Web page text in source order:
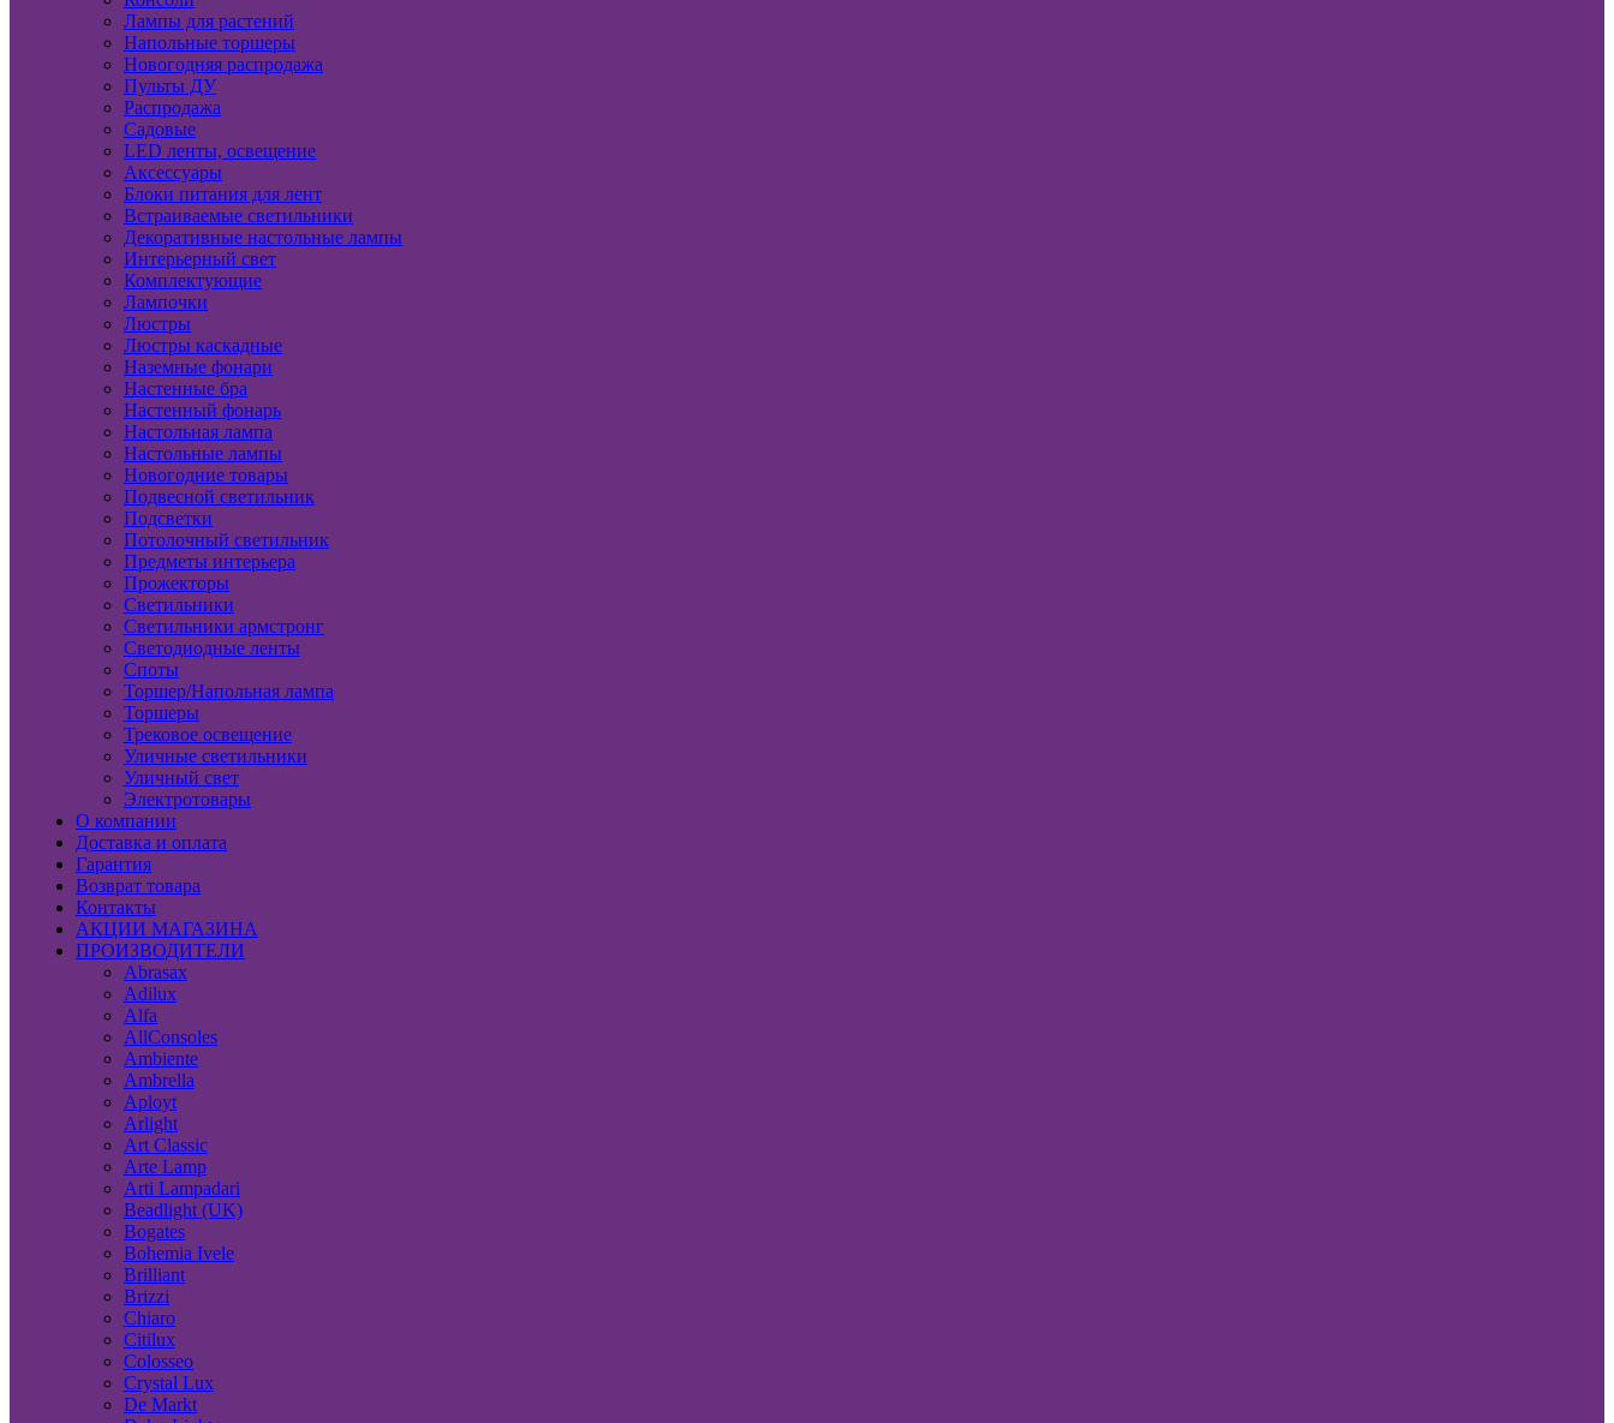
Лампы для растений
Напольные торшеры
Новогодняя распродажа
Пульты ДУ
Распродажа
Садовые
LED ленты, освещение
Аксессуары
Блоки питания для лент
Встраиваемые светильники
Декоративные настольные лампы
Интерьерный свет
Комплектующие
Лампочки
Люстры
Люстры каскадные
Наземные фонари
Настенные бра
Настенный фонарь
Настольная лампа
Настольные лампы
Новогодние товары
Подвесной светильник
Подсветки
Потолочный светильник
Предметы интерьера
Прожекторы
Светильники
Светильники армстронг
Светодиодные ленты
Споты
Торшер/Напольная лампа
Торшеры
Трековое освещение
Уличные светильники
Уличный свет
Электротовары
О компании
Доставка и оплата
Гарантия
Возврат товара
Контакты
АКЦИИ МАГАЗИНА
ПРОИЗВОДИТЕЛИ
Abrasax
Adilux
Alfa
AllConsoles
Ambiente
Ambrella
Aployt
Arlight
Art Classic
Arte Lamp
Arti Lampadari
Beadlight (UK)
Bogates
Bohemia Ivele
Brilliant
Brizzi
Chiaro
Citilux
Colosseo
Crystal Lux
De Markt